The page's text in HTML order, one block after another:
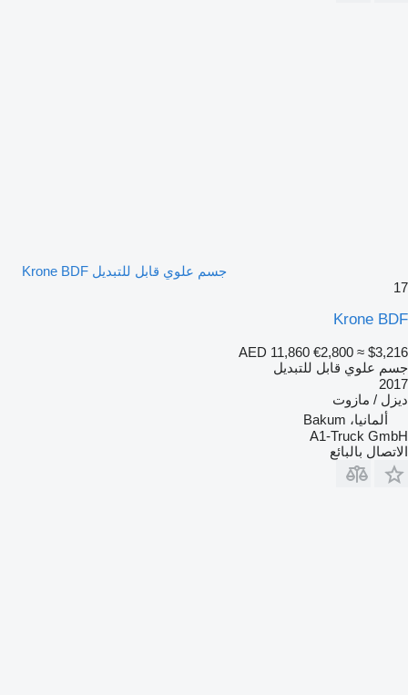
جسم علوي قابل للتبديل Krone BDF
17
Krone BDF
AED 11,860 €2,800 ≈ $3,216
جسم علوي قابل للتبديل
2017
ديزل / مازوت
ألمانيا، Bakum
A1-Truck GmbH
الاتصال بالبائع